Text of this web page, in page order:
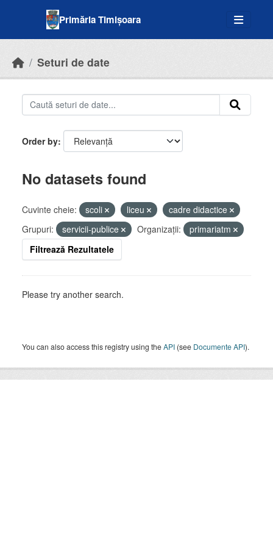
Primăria Timișoara
Seturi de date
Order by
No datasets found
Cuvinte cheie: scoli liceu
cadre didactice
Grupuri:
servicii-publice Organizații:
primariatm
Filtrează Rezultatele
Please try another search.
You can also access this registry using theAPI (see Documente API).